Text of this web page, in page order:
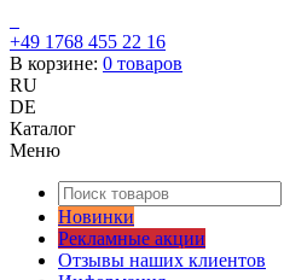
+49 1768 455 22 16
В корзине: 0 товаров
RU
DE
Каталог
Меню
Новинки
Рекламные акции
Отзывы наших клиентов